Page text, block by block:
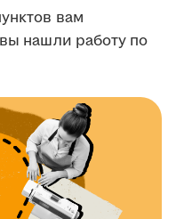
вам
нашли работу по